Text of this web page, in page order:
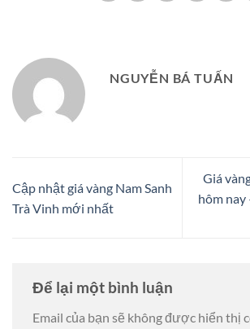
NGUYỄN BÁ TUẤN
Cập nhật giá vàng Nam Sanh
Trà Vinh mới nhất
Giá
hôm nay
Để lại một bình luận
Email của bạn sẽ không được hiển thị